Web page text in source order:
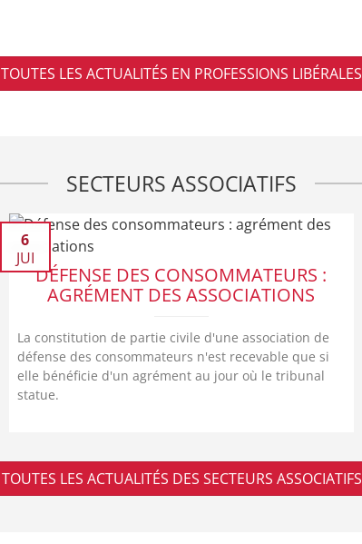
TOUTES LES ACTUALITÉS EN PROFESSIONS LIBÉRALES
SECTEURS ASSOCIATIFS
DÉFENSE DES CONSOMMATEURS :
AGRÉMENT DES ASSOCIATIONS
6
JUI
La constitution de partie civile d'une association de
défense des consommateurs n'est recevable que si
elle bénéficie d'un agrément au jour où le tribunal
statue.
TOUTES LES ACTUALITÉS DES SECTEURS ASSOCIATIFS